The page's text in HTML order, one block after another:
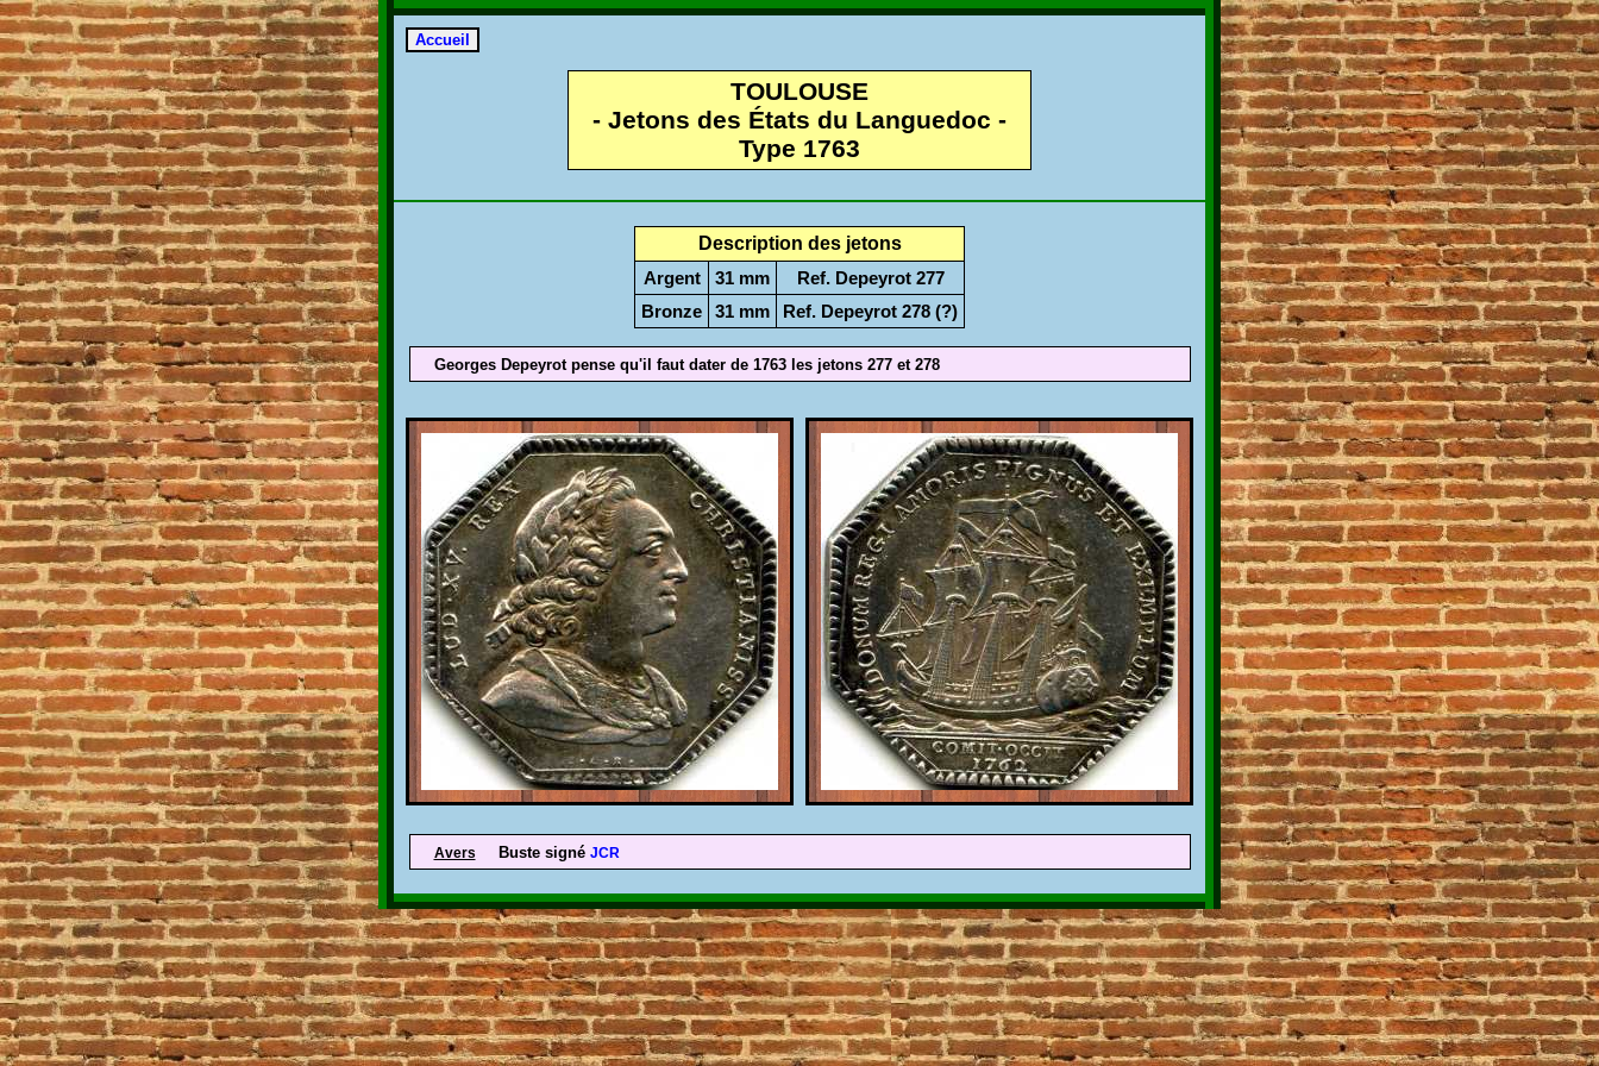
TOULOUSE
- Jetons des États du Languedoc -
Type 1763
Description des jetons
Argent
31 mm
Ref. Depeyrot 277
Bronze
31 mm Ref. Depeyrot 278 (?)
Georges Depeyrot pense qu'il faut dater de 1763 les jetons 277 et 278
Avers Buste signé JCR